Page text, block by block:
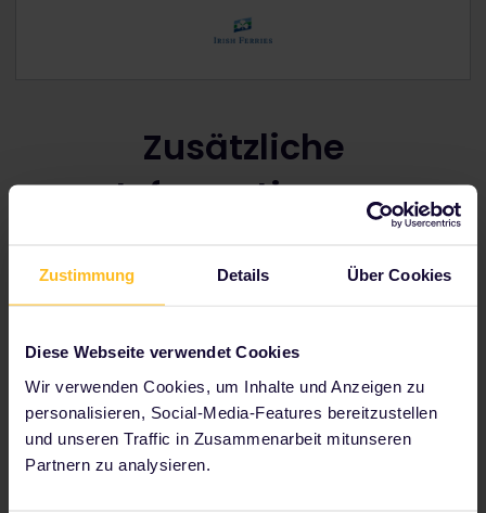
Zustimmung Details Über Cookies
Diese Webseite verwendet Cookies
Wir verwenden Cookies, um Inhalte und Anzeigen zu
personalisieren, Social-Media-Features bereitzustellen
und unseren Traffic in Zusammenarbeit mitunseren
Partnern zu analysieren.
Zusätzliche
Informationen
Preise und Ermäßigungen für
Irish Ferries bietet Inhabern vonInterrail-Pässen
Ermäßigung
auf Standardtarife für Personen
(Erwachsene oder Kinder). Kabinen sind gegen eine
zusätzliche Gebühr verfügbar.
Die Ermäßigung gilt, wenn dein Interrail-Pass